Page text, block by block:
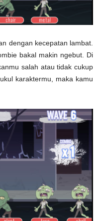
dengan kecepatan lambat.
bakal makin ngebut. Di
salah atau tidak cukup
karaktermu, maka kamu